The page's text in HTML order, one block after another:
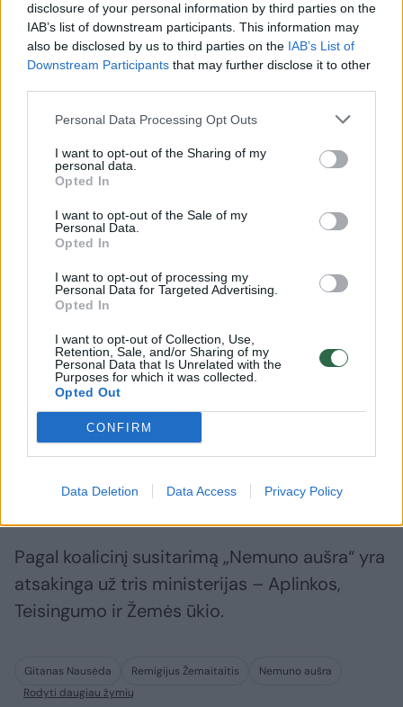
disclosure of your personal information by third parties on the
IAB’s list of downstream participants. This information may
also be disclosed by us to third parties on the IAB’s List of
Downstream Participants that may further disclose it to other
Personal Data Processing Opt Outs
I want to opt-out of the Sharing of my
personal data.
Opted In
I want to opt-out of the Sale of my
Personal Data.
Opted In
I want to opt-out of processing my
Personal Data for Targeted Advertising.
Opted In
I want to opt-out of Collection, Use,
Retention, Sale, and/or Sharing of my
Personal Data that Is Unrelated with the
Purposes for which it was collected.
Opted Out
CONFIRM
Data Deletion Data Access Privacy Policy
Daugiau nuotraukų (17)
Pas G.Nausėdą pirmadienį pasikalbėti atvyko šios
partijos teikiamas kandidatas į teisingumo ministrus
V.Kulikauskas.
Po to, kai į vidaus reikalų ministrus siūlytas
Alytaus meras Nerijus Cesiulis atsisakė
posto, prezidentas susitiko su į šias pareigas
siūlomu Vilniaus rajono savivaldybės
administracijos direktoriumi Vladislavu
Kondratovičiumi.
Demokratai į Ekonomikos ir inovacijų
ministeriją pasiūlė parlamentaro Luko
Savicko kandidatūrą, į energetikos ministrus
prezidentas taip pat jau buvo susitikęs.
Pagal koalicinį susitarimą „Nemuno aušra“ yra
atsakinga už tris ministerijas – Aplinkos,
Teisingumo ir Žemės ūkio.
Gitanas Nausėda Remigijus Žemaitaitis
Nemuno aušra
Rodyti daugiau žymių